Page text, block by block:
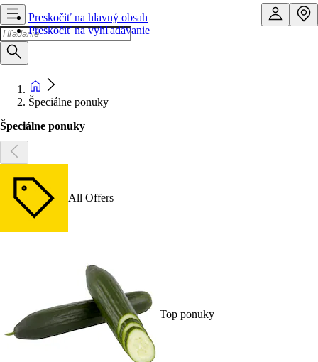
Preskočiť na hlavný obsah
Preskočiť na vyhľadávanie
Špeciálne ponuky
Špeciálne ponuky
All Offers
Top ponuky